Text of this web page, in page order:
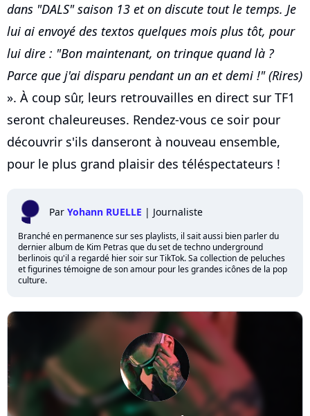
dans "DALS" saison 13 et on discute tout le temps. Je
lui ai envoyé des textos quelques mois plus tôt, pour
lui dire : "Bon maintenant, on trinque quand là ?
Parce que j'ai disparu pendant un an et demi !"(Rires)
». À coup sûr, leurs retrouvailles en direct sur TF1
seront chaleureuses. Rendez-vous ce soir pour
découvrir s'ils danseront à nouveau ensemble,
pour le plus grand plaisir des téléspectateurs !
Par Yohann RUELLE | Journaliste
Branché en permanence sur ses playlists, il sait aussi bien parler du
dernier album de Kim Petras que du set de techno underground
berlinois qu'il a regardé hier soir sur TikTok. Sa collection de peluches
et figurines témoigne de son amour pour les grandes icônes de la pop
culture.